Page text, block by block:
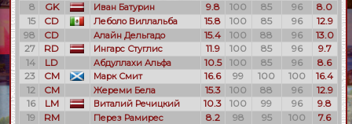
8
GK Иван Батурин 9.8 100 85 96
8.0
15
CD Леболо Виллальба 15.8 100 85 96
12.9
98
CD Алайн Дельгадо 15.4 100 88 96
13.0
27
RD Ингарс Стуглис 11.9 100 85 96
9.7
14
LD Абдуллахи Альфа 10.5 100 85 96
8.6
23
CM Марк Смит 16.6 99 100 100
16.4
12
CM Жереми Бела 15.3 100 88 96
12.9
16
LM Виталий Речицкий 10.3 100 99 96
9.8
19
RM Перез Рамирес 8.2 98 95 100
7.6